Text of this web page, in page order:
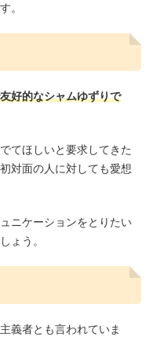
。
好的なシャムゆずりで
てほしいと要求してきた
対面の人に対しても愛想
ニケーションをとりたい
ょう。
義者とも言われていま